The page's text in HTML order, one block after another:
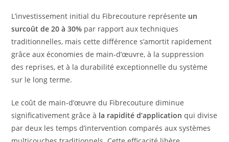
L’investissement initial du Fibrecouture représente un
surcoût de 20 à 30% par rapport aux techniques
traditionnelles, mais cette différence s’amortit rapidement
grâce aux économies de main-d’œuvre, à la suppression
des reprises, et à la durabilité exceptionnelle du système
sur le long terme.
Le coût de main-d’œuvre du Fibrecouture diminue
significativement grâce à la rapidité d’application qui divise
par deux les temps d’intervention comparés aux systèmes